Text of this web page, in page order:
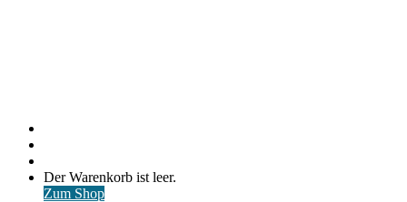
Warenkorb
ansehen
Der Warenkorb ist leer.
Zum Shop